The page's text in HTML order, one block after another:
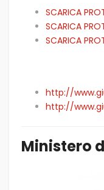
SCARICA
SCARICA
SCARICA
http://
http://
Ministero